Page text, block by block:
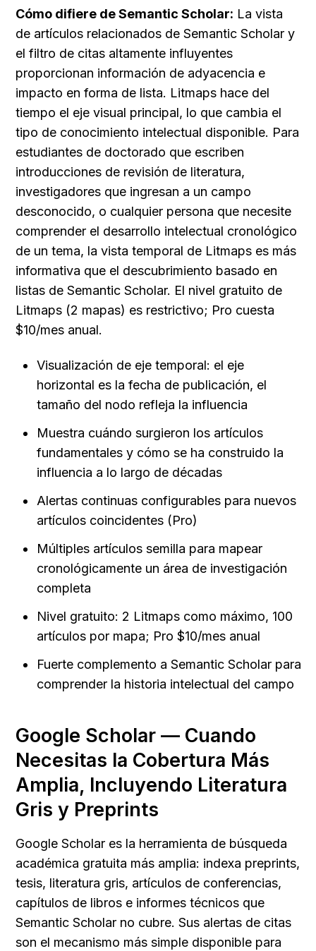
Cómo difiere de Semantic Scholar: La vista
de artículos relacionados de Semantic Scholar y
el filtro de citas altamente influyentes
proporcionan información de adyacencia e
impacto en forma de lista. Litmaps hace del
tiempo el eje visual principal, lo que cambia el
tipo de conocimiento intelectual disponible. Para
estudiantes de doctorado que escriben
introducciones de revisión de literatura,
investigadores que ingresan a un campo
desconocido, o cualquier persona que necesite
comprender el desarrollo intelectual cronológico
de un tema, la vista temporal de Litmaps es más
informativa que el descubrimiento basado en
listas de Semantic Scholar. El nivel gratuito de
Litmaps (2 mapas) es restrictivo; Pro cuesta
$10/mes anual.
Visualización de eje temporal: el eje
horizontal es la fecha de publicación, el
tamaño del nodo refleja la influencia
Muestra cuándo surgieron los artículos
fundamentales y cómo se ha construido la
influencia a lo largo de décadas
Alertas continuas configurables para nuevos
artículos coincidentes (Pro)
Múltiples artículos semilla para mapear
cronológicamente un área de investigación
completa
Nivel gratuito: 2 Litmaps como máximo, 100
artículos por mapa; Pro $10/mes anual
Fuerte complemento a Semantic Scholar para
comprender la historia intelectual del campo
Google Scholar — Cuando
Necesitas la Cobertura Más
Amplia, Incluyendo Literatura
Gris y Preprints
Google Scholar es la herramienta de búsqueda
académica gratuita más amplia: indexa preprints,
tesis, literatura gris, artículos de conferencias,
capítulos de libros e informes técnicos que
Semantic Scholar no cubre. Sus alertas de citas
son el mecanismo más simple disponible para